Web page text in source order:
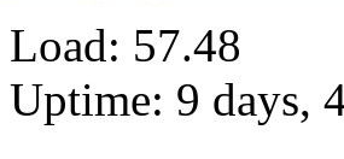
Load: 57.48
Uptime: 9 days,